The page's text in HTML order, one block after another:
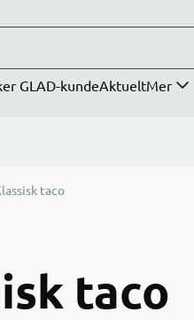
GLAD-kundeAktueltMer
taco
taco